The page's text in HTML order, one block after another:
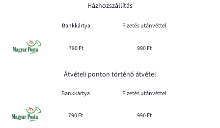
Házhozszállítás
Bankkártya Fizetés utánvéttel
790 Ft 990 Ft
Átvételi ponton történő átvétel
Bankkártya Fizetés utánvéttel
790 Ft 990 Ft